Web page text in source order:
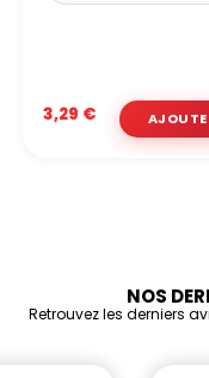
3,29 €
NOS
Retrouvez les derniers